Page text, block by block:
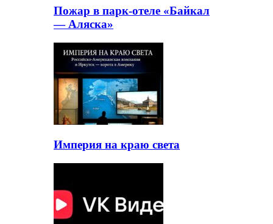
Пожар в парк-отеле «Байкал
— Аляска»
Империя на краю света